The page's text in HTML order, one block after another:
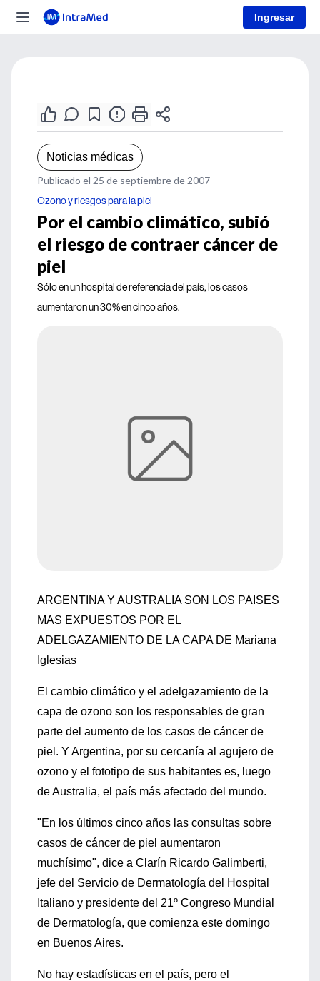
Ingresar
Noticias médicas
Publicado el 25 de septiembre de 2007
Ozono y riesgos para la piel
Por el cambio climático, subió
el riesgo de contraer cáncer de
piel
Sólo en un hospital de referencia del país, los casos
aumentaron un 30% en cinco años.
ARGENTINA Y AUSTRALIA SON LOS PAISES
MAS EXPUESTOS POR EL
ADELGAZAMIENTO DE LA CAPA DE Mariana
Iglesias
El cambio climático y el adelgazamiento de la
capa de ozono son los responsables de gran
parte del aumento de los casos de cáncer de
piel. Y Argentina, por su cercanía al agujero de
ozono y el fototipo de sus habitantes es, luego
de Australia, el país más afectado del mundo.
"En los últimos cinco años las consultas sobre
casos de cáncer de piel aumentaron
muchísimo", dice a Clarín Ricardo Galimberti,
jefe del Servicio de Dermatología del Hospital
Italiano y presidente del 21º Congreso Mundial
de Dermatología, que comienza este domingo
en Buenos Aires.
No hay estadísticas en el país, pero el